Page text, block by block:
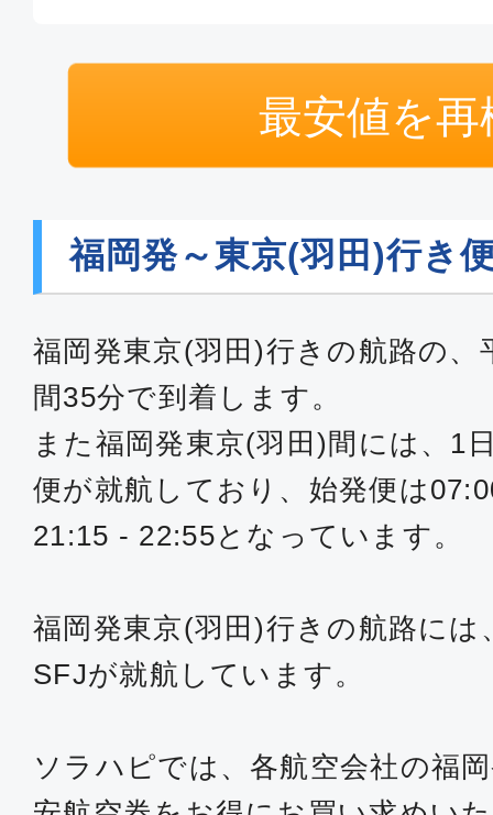
SKY004
普通席
福岡
08:50
東京(
SKY006
普通席
福岡
10:10
東京(
JAL304
普通席
福岡
08:05
東京(
普通席
福岡
最安値を再
福岡発～東京(羽田)行き
福岡発東京(羽田)行きの航路の、
間35分で到着します。
また福岡発東京(羽田)間には、1
便が就航しており、始発便は
21:15 - 22:55となっています。
福岡発東京(羽田)行きの航路には
SFJが就航しています。
ソラハピでは、各航空会社の福